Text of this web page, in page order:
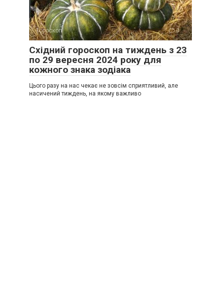
Гороскоп 0
Східний гороскоп на тиждень з 23
по 29 вересня 2024 року для
кожного знака зодіака
Цього разу на нас чекає не зовсім сприятливий, але
насичений тиждень, на якому важливо